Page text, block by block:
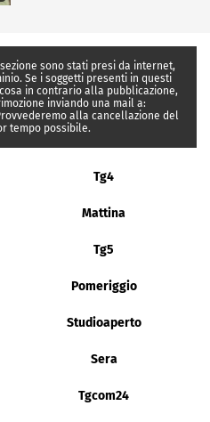
sono stati presi da internet,
Se i soggetti presenti in questi
in contrario alla pubblicazione,
inviando una mail a:
alla cancellazione del
tempo possibile.
Tg4
Mattina
Tg5
Pomeriggio
Studioaperto
Sera
Tgcom24